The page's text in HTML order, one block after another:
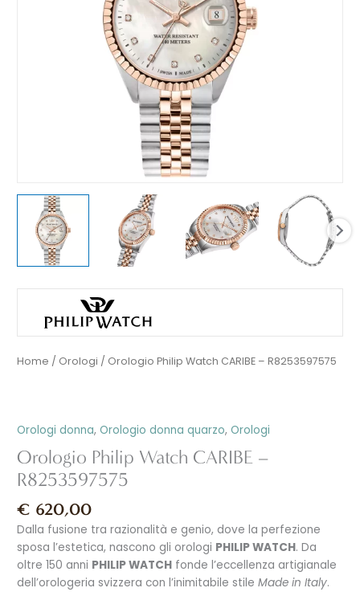
Home / Orologi / Orologio Philip Watch CARIBE – R8253597575
Orologi donna,Orologio donna quarzo,Orologi
Orologio Philip Watch CARIBE –
R8253597575
€ 620,00
Dalla fusione tra razionalità e genio, dove la perfezione
sposa l’estetica, nascono gli orologi PHILIP WATCH. Da
oltre 150 anni PHILIP WATCH fonde l’eccellenza artigianale
dell’orologeria svizzera con l’inimitabile stileMade in Italy.